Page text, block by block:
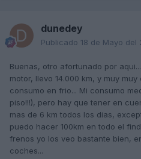
dunedey
Publicado 18 de Mayo del
Buenas, otro afortunado por
motor, llevo 14.000 km, y muy
consumo en frio... Mi consumo
piso!!!), pero hay que tener en
mas de 6 km todos los dias,
puedo hacer 100km en todo el
frenos yo los veo bastante bien,
coches...